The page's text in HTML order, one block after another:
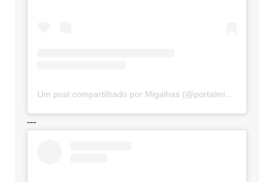
Um post compartilhado por Migalhas (@portalmigalhas)
---